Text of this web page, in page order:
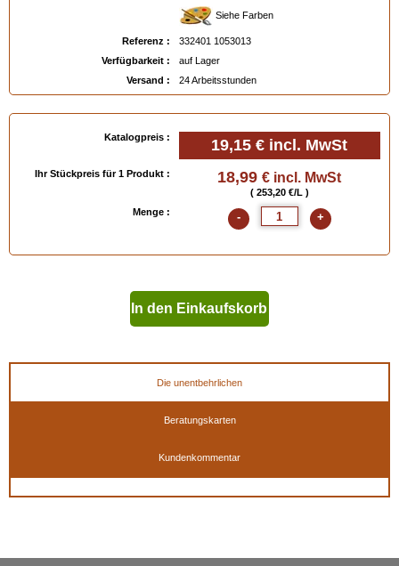
Siehe Farben
Referenz :
332401 1053013
Verfügbarkeit :
auf Lager
Versand :
24 Arbeitsstunden
Katalogpreis : 19,15 € incl. MwSt
Ihr Stückpreis für 1 Produkt : 18,99 € incl. MwSt
( 253,20 €/L )
Menge :
- +
In den Einkaufskorb
Die unentbehrlichen
Beratungskarten
Kundenkommentar